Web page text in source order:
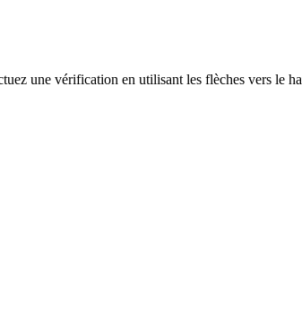
une vérification en utilisant les flèches vers le